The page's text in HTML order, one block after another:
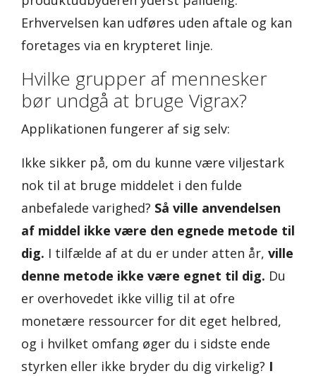
Erhvervelsen kan udføres uden aftale og kan
foretages via en krypteret linje.
Hvilke grupper af mennesker
bør undgå at bruge Vigrax?
Applikationen fungerer af sig selv:
Ikke sikker på, om du kunne være viljestark
nok til at bruge middelet i den fulde
anbefalede varighed? Så ville anvendelsen
af middel ikke være den egnede metode til
dig. I tilfælde af at du er under atten år, ville
denne metode ikke være egnet til dig. Du
er overhovedet ikke villig til at ofre
monetære ressourcer for dit eget helbred,
og i hvilket omfang øger du i sidste ende
styrken eller ikke bryder du dig virkelig? I